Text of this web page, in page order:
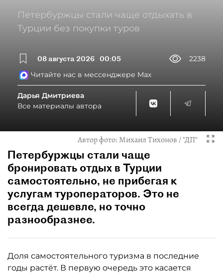
Петербуржцы стали чаще отдыхать в
Турции без покупки туров
08 августа 2026 00:05
2238
Читайте нас в мессенджере Max
Дарья Дмитриева
Все материалы автора
Автор фото:Михаил Тихонов / "ДП"
Петербуржцы стали чаще
бронировать отдых в Турции
самостоятельно, не прибегая к
услугам туроператоров. Это не
всегда дешевле, но точно
разнообразнее.
Доля самостоятельного туризма в последние
годы растёт. В первую очередь это касается